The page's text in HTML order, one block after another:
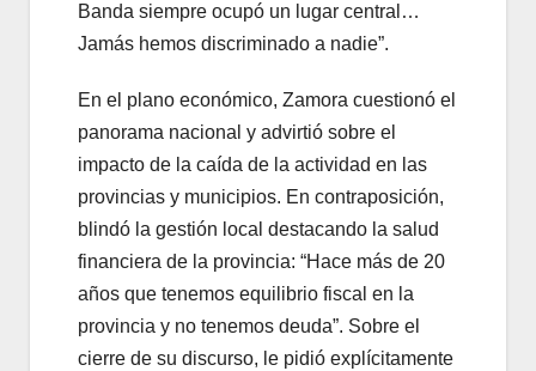
Banda siempre ocupó un lugar central…
Jamás hemos discriminado a nadie”.
En el plano económico, Zamora cuestionó el
panorama nacional y advirtió sobre el
impacto de la caída de la actividad en las
provincias y municipios. En contraposición,
blindó la gestión local destacando la salud
financiera de la provincia: “Hace más de 20
años que tenemos equilibrio fiscal en la
provincia y no tenemos deuda”. Sobre el
cierre de su discurso, le pidió explícitamente